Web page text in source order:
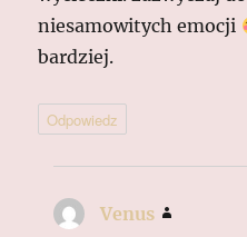
niesamowitych emocji
bardziej.
Odpowiedz
Venus